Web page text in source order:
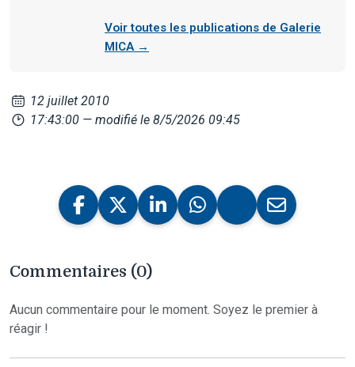
Voir toutes les publications de Galerie
MICA →
12 juillet 2010
17:43:00 — modifié le 8/5/2026 09:45
Commentaires (0)
Aucun commentaire pour le moment. Soyez le premier à
réagir !